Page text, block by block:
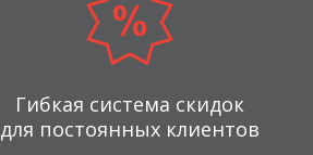
Гибкая система скидок
для постоянных клиентов